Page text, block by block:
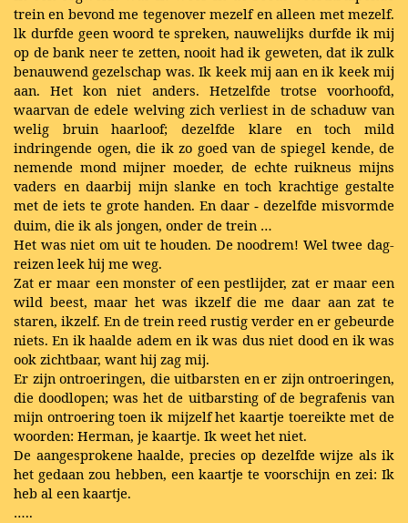
trein en bevond me tegenover mezelf en alleen met mezelf.
lk durfde geen woord te spreken, nauwelijks durfde ik mij
op de bank neer te zetten, nooit had ik geweten, dat ik zulk
benauwend gezelschap was. Ik keek mij aan en ik keek mij
aan. Het kon niet anders. Hetzelfde trotse voorhoofd,
waarvan de edele welving zich verliest in de schaduw van
welig bruin haarloof; dezelfde klare en toch mild
indringende ogen, die ik zo goed van de spiegel kende, de
nemende mond mijner moeder, de echte ruikneus mijns
vaders en daarbij mijn slanke en toch krachtige gestalte
met de iets te grote handen. En daar ‑ dezelfde misvormde
duim, die ik als jongen, onder de trein …
Het was niet om uit te houden. De noodrem! Wel twee dag­
reizen leek hij me weg.
Zat er maar een monster of een pestlijder, zat er maar een
wild beest, maar het was ikzelf die me daar aan zat te
staren, ikzelf. En de trein reed rustig verder en er gebeurde
niets. En ik haalde adem en ik was dus niet dood en ik was
ook zichtbaar, want hij zag mij.
Er zijn ontroeringen, die uitbarsten en er zijn ontroeringen,
die doodlopen; was het de uitbarsting of de begrafenis van
mijn ontroering toen ik mijzelf het kaartje toereikte met de
woorden: Herman, je kaartje. Ik weet het niet.
De aangesprokene haalde, precies op dezelfde wijze als ik
het gedaan zou hebben, een kaartje te voorschijn en zei: Ik
heb al een kaartje.
…..